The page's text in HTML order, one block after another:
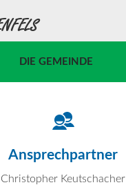
DIE GEMEINDE
Ansprechpartner
Christopher Keutschacher